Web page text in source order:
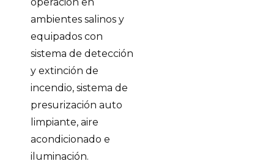
operación en
ambientes salinos y
equipados con
sistema de detección
y extinción de
incendio, sistema de
presurización auto
limpiante, aire
acondicionado e
iluminación.